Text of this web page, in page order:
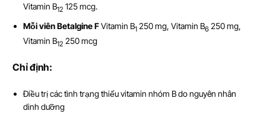
Vitamin B12 125 mcg.
Mỗi viên Betalgine FVitamin B1 250 mg, Vitamin B6 250 mg,
Vitamin B12 250 mcg
Chỉđịnh:
Điều trị các tình trạng thiếu vitamin nhóm B do nguyên nhân
dinh dưỡng